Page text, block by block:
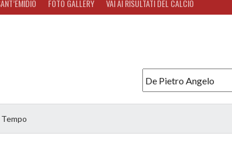
FOTO GALLERY VAI AI RISULTATI DEL CALCIO